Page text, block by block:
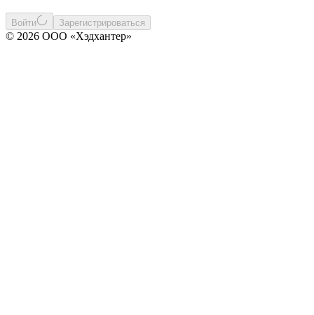
Войти Зарегистрироваться
© 2026 ООО «Хэдхантер»